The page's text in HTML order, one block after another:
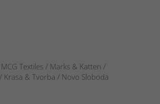
Textiles / Marks & Katten /
Krasa & Tvorba / Novo Sloboda